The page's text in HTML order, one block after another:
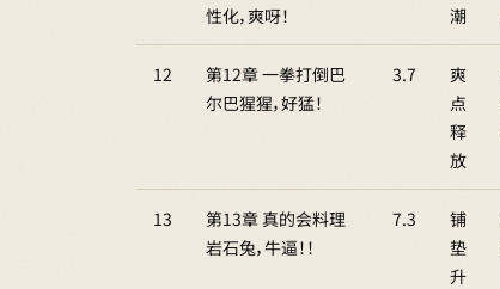
性化，爽呀！
潮
12
第12章 一拳打倒巴
尔巴猩猩，好猛！
3.7
爽
点
释
放
13
第13章 真的会料理
岩石兔，牛逼！！
7.3
铺
垫
升